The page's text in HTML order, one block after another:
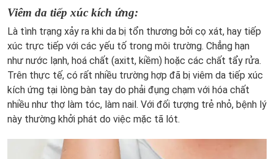
Viêm da tiếp xúc kích ứng:
Là tình trạng xảy ra khi da bị tổn thương bởi cọ xát, hay tiếp
xúc trực tiếp với các yếu tố trong môi trường. Chẳng hạn
như nước lạnh, hoá chất (axitt, kiềm) hoặc các chất tẩy rửa.
Trên thực tế, có rất nhiều trường hợp đã bị viêm da tiếp xúc
kích ứng tại lòng bàn tay do phải đụng chạm với hóa chất
nhiều như thợ làm tóc, làm nail. Với đối tượng trẻ nhỏ, bệnh lý
này thường khởi phát do việc mặc tã lót.